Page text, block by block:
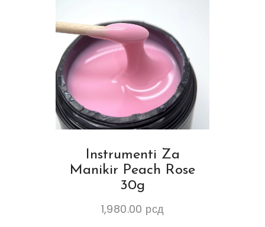
Instrumenti Za
Manikir Peach Rose
30g
1,980.00 рсд